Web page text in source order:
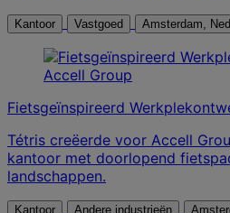
Kantoor Vastgoed
Fietsgeïnspireerd
Tétris creëerde voor Accell
kantoor met doorlopend
landschappen.
Kantoor Andere industrieën